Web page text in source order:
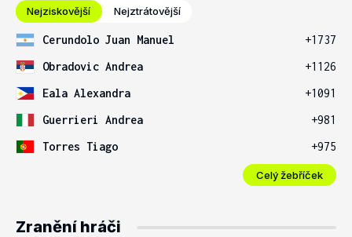
Nejziskovější Nejztrátovější
Cerundolo Juan Manuel
+1737
Obradovic Andrea
+1126
Eala Alexandra
+1091
Guerrieri Andrea
+981
Torres Tiago
+975
Celý žebříček
Zranění hráči